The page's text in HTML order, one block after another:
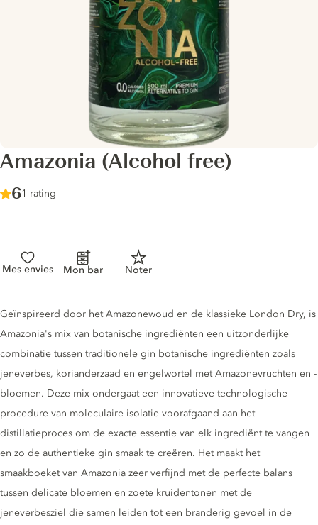
Amazonia (Alcohol free)
Score :
6/ 10
1 rating
Mes envies Mon bar Noter
Gin description
Geïnspireerd door het Amazonewoud en de klassieke London Dry, is
Amazonia's mix van botanische ingrediënten een uitzonderlijke
combinatie tussen traditionele gin botanische ingrediënten zoals
jeneverbes, korianderzaad en engelwortel met Amazonevruchten en -
bloemen. Deze mix ondergaat een innovatieve technologische
procedure van moleculaire isolatie voorafgaand aan het
distillatieproces om de exacte essentie van elk ingrediënt te vangen
en zo de authentieke gin smaak te creëren. Het maakt het
smaakboeket van Amazonia zeer verfijnd met de perfecte balans
tussen delicate bloemen en zoete kruidentonen met de
jeneverbesziel die samen leiden tot een branderig gevoel in de